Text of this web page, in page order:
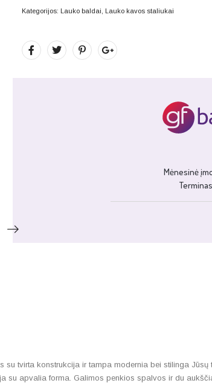
Kategorijos: Lauko baldai Lauko kavos staliukai
tvirta konstrukcija ir tampa modernia bei stilinga
su apvalia forma. Galimos penkios spalvos ir du